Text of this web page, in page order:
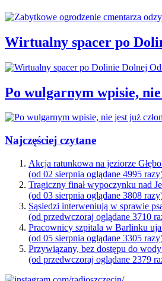
Wirtualny spacer po
Po wulgarnym wpisie,
Najczęściej czytane
Akcja ratunkowa na jeziorze
(od 02 sierpnia oglądane 4995
Tragiczny finał wypoczynku nad
(od 03 sierpnia oglądane 3808
Sąsiedzi interweniują w sprawie
(od przedwczoraj oglądane 3710
Pracownicy szpitala w Barlinku
(od 05 sierpnia oglądane 3305
Przywiązany, bez dostępu do
(od przedwczoraj oglądane 2379